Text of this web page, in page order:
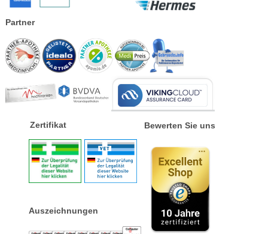
Partner
Zertifikat
Auszeichnungen
Bewerten Sie uns